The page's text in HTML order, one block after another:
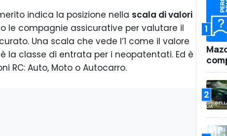
indica la posizione nella scala di valori
le compagnie assicurative per valutare il
Una scala che vede l’1 come il valore
la classe di entrata per i neopatentati. Ed è
RC: Auto, Moto o Autocarro.
1
2